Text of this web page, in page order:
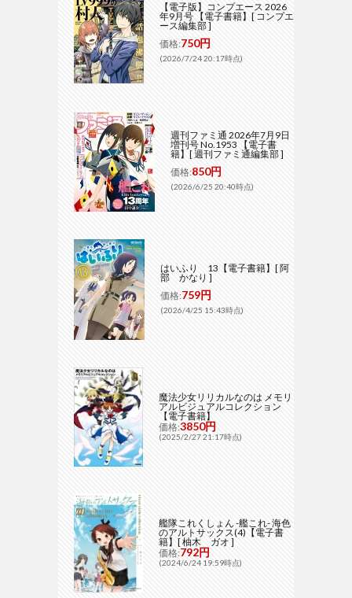
【電子版】コンプエース 2026
年9月号 【電子書籍】[ コンプエ
ース編集部 ]
価格:750円
(2026/7/24 20:17時点)
週刊ファミ通 2026年7月9日
増刊号 No.1953 【電子書
籍】[ 週刊ファミ通編集部 ]
価格:850円
(2026/6/25 20:40時点)
はいふり 13【電子書籍】[ 阿
部 かなり ]
価格:759円
(2026/4/25 15:43時点)
魔法少女リリカルなのは メモリ
アルビジュアルコレクション
【電子書籍】
価格:3850円
(2025/2/27 21:17時点)
艦隊これくしょん -艦これ- 海色
のアルトサックス(4)【電子書
籍】[ 柚木 ガオ ]
価格:792円
(2024/6/24 19:59時点)